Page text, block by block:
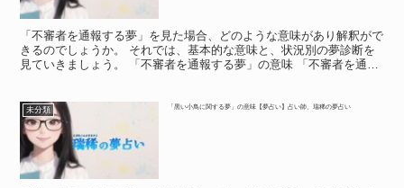
「不審者を通報する夢」を見た場合、どのような意味があり解釈がで
きるのでしょうか。 それでは、基本的な意味と、状況別の夢診断を
見ていきましょう。 「不審者を通報する夢」の意味 「不審者を通報
未分類 「黒い小鳥に関する夢」の意味【夢占い】占い師、瑞稀の夢占い